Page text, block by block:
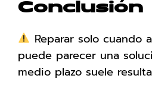
Conclusión
Reparar solo cuando
puede parecer una
medio plazo suele